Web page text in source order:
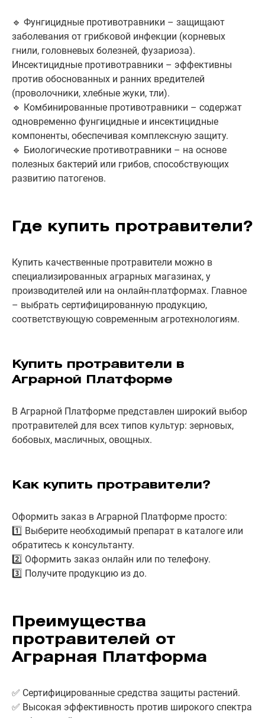
🔹 Фунгицидные противотравники – защищают
заболевания от грибковой инфекции (корневых
гнили, головневых болезней, фузариоза).
Инсектицидные противотравники – эффективны
против обоснованных и ранних вредителей
(проволочники, хлебные жуки, тли).
🔹 Комбинированные противотравники – содержат
одновременно фунгицидные и инсектицидные
компоненты, обеспечивая комплексную защиту.
🔹 Биологические противотравники – на основе
полезных бактерий или грибов, способствующих
развитию патогенов.
Где купить протравители?
Купить качественные протравители можно в
специализированных аграрных магазинах, у
производителей или на онлайн-платформах. Главное
– выбрать сертифицированную продукцию,
соответствующую современным агротехнологиям.
Купить протравители в
Аграрной Платформе
В Аграрной Платформе представлен широкий выбор
протравителей для всех типов культур: зерновых,
бобовых, масличных, овощных.
Как купить протравители?
Оформить заказ в Аграрной Платформе просто:
1️⃣ Выберите необходимый препарат в каталоге или
обратитесь к консультанту.
2️⃣ Оформить заказ онлайн или по телефону.
3️⃣ Получите продукцию из до.
Преимущества
протравителей от
Аграрная Платформа
✅ Сертифицированные средства защиты растений.
✅ Высокая эффективность против широкого спектра